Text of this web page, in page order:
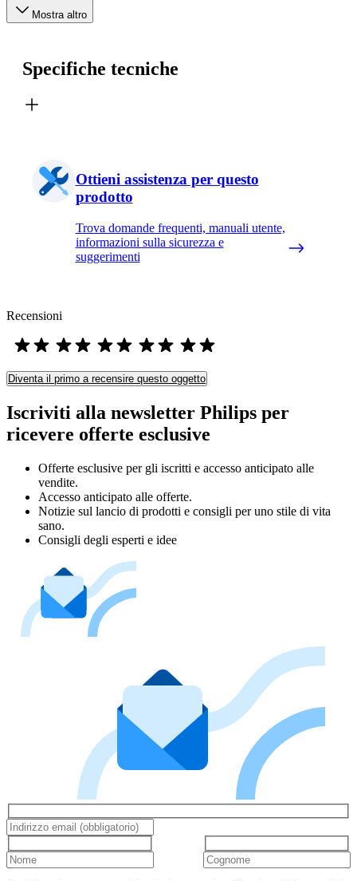
Mostra altro
Specifiche tecniche
Ottieni assistenza per questo
prodotto
Trova domande frequenti, manuali utente,
informazioni sulla sicurezza e
suggerimenti
Recensioni
Diventa il primo a recensire questo oggetto
Iscriviti alla newsletter Philips per
ricevere offerte esclusive
Offerte esclusive per gli iscritti e accesso anticipato alle
vendite.
Accesso anticipato alle offerte.
Notizie sul lancio di prodotti e consigli per uno stile di vita
sano.
Consigli degli esperti e idee